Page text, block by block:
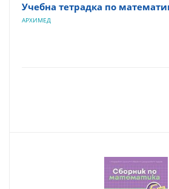
Учебна тетрадка по
АРХИМЕД